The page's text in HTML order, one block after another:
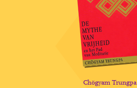
Chögyam Trungpa